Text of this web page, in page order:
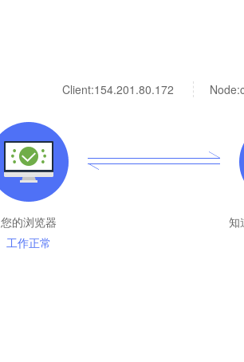
Client:154.201.80.172
您的浏览器
工作正常
知